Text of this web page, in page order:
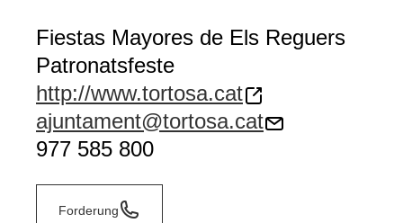
Fiestas Mayores de Els Reguers
Patronatsfeste
http://www.tortosa.cat
ajuntament@tortosa.cat
977 585 800
Forderung